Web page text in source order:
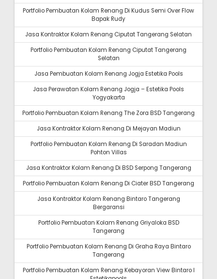
Portfolio Pembuatan Kolam Renang Di Kudus Semi Over Flow
Bapak Rudy
Jasa Kontraktor Kolam Renang Ciputat Tangerang Selatan
Portfolio Pembuatan Kolam Renang Ciputat Tangerang
Selatan
Jasa Pembuatan Kolam Renang Jogja Estetika Pools
Jasa Perawatan Kolam Renang Jogja – Estetika Pools
Yogyakarta
Portfolio Pembuatan Kolam Renang The Zora BSD Tangerang
Jasa Kontraktor Kolam Renang Di Mejayan Madiun
Portfolio Pembuatan Kolam Renang Di Saradan Madiun
Pohton Villas
Jasa Kontraktor Kolam Renang Di BSD Serpong Tangerang
Portfolio Pembuatan Kolam Renang Di Ciater BSD Tangerang
Jasa Kontraktor Kolam Renang Bintaro Tangerang
Bergaransi
Portfolio Pembuatan Kolam Renang Griyaloka BSD
Tangerang
Portfolio Pembuatan Kolam Renang Di Graha Raya Bintaro
Tangerang
Portfolio Pembuatan Kolam Renang Kebayoran View Bintaro I